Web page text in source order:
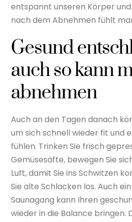
entspannt unseren Körper
nach dem Abnehmen fühlt
Gesund
auch so kann
abnehmen
Auch an den Tagen danach
um sich schnell wieder fit und
fühlen. Trinken Sie frisch
Gemüsesäfte, bewegen Sie
Luft, damit Sie ins Schwitzen
Sie alte Schlacken los. Auch
Saunagang kann Ihren
wieder in die Balance bringen.